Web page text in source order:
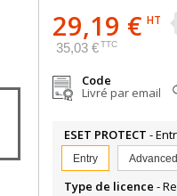
29,19 € HT
35,03 € TTC
Code
Livré par email
ESET PROTECT-
Entry Advanced
Type de licence-